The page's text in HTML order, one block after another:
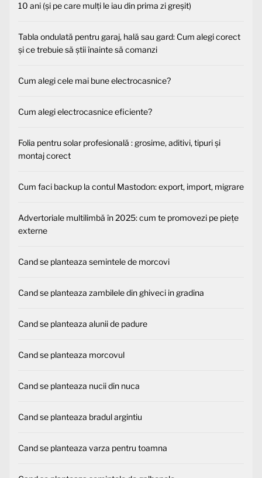
10 ani (și pe care mulți le iau din prima zi greșit)
Tabla ondulată pentru garaj, hală sau gard: Cum alegi corect
și ce trebuie să știi înainte să comanzi
Cum alegi cele mai bune electrocasnice?
Cum alegi electrocasnice eficiente?
Folia pentru solar profesională : grosime, aditivi, tipuri și
montaj corect
Cum faci backup la contul Mastodon: export, import, migrare
Advertoriale multilimbă în 2025: cum te promovezi pe piețe
externe
Cand se planteaza semintele de morcovi
Cand se planteaza zambilele din ghiveci in gradina
Cand se planteaza alunii de padure
Cand se planteaza morcovul
Cand se planteaza nucii din nuca
Cand se planteaza bradul argintiu
Cand se planteaza varza pentru toamna